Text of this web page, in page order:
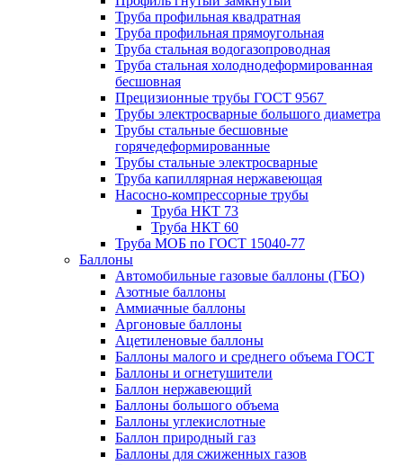
Труба профильная квадратная
Труба профильная прямоугольная
Труба стальная водогазопроводная
Труба стальная холоднодеформированная
бесшовная
Прецизионные трубы ГОСТ 9567
Трубы электросварные большого диаметра
Трубы стальные бесшовные
горячедеформированные
Трубы стальные электросварные
Труба капиллярная нержавеющая
Насосно-компрессорные трубы
Труба НКТ 73
Труба НКТ 60
Труба МОБ по ГОСТ 15040-77
Баллоны
Автомобильные газовые баллоны (ГБО)
Азотные баллоны
Аммиачные баллоны
Аргоновые баллоны
Ацетиленовые баллоны
Баллоны малого и среднего объема ГОСТ
Баллоны и огнетушители
Баллон нержавеющий
Баллоны большого объема
Баллоны углекислотные
Баллон природный газ
Баллоны для сжиженных газов